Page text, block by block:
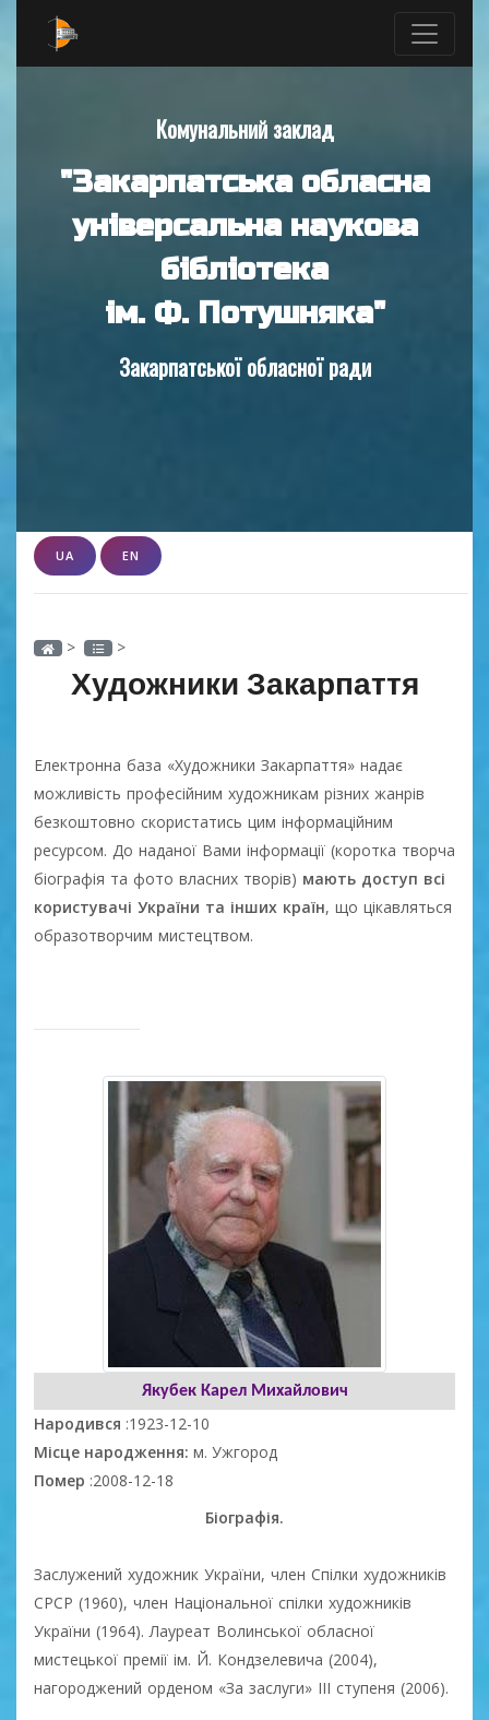
Комунальний заклад
"Закарпатська обласна
універсальна наукова
бібліотека
ім. Ф. Потушняка"
Закарпатської обласної ради
UA EN
> >
Художники Закарпаття
Електронна база «Художники Закарпаття» надає
можливість професійним художникам різних жанрів
безкоштовно скористатись цим інформаційним
ресурсом. До наданої Вами інформації (коротка творча
біографія та фото власних творів) мають доступ всі
користувачі України та інших країн, що цікавляться
образотворчим мистецтвом.
Якубек Карел Михайлович
Народився :1923-12-10
Місце народження: м. Ужгород
Помер :2008-12-18
Біографія.
Заслужений художник України, член Спілки художників
СРСР (1960), член Національної спілки художників
України (1964). Лауреат Волинської обласної
мистецької премії ім. Й. Кондзелевича (2004),
нагороджений орденом «За заслуги» III ступеня (2006).